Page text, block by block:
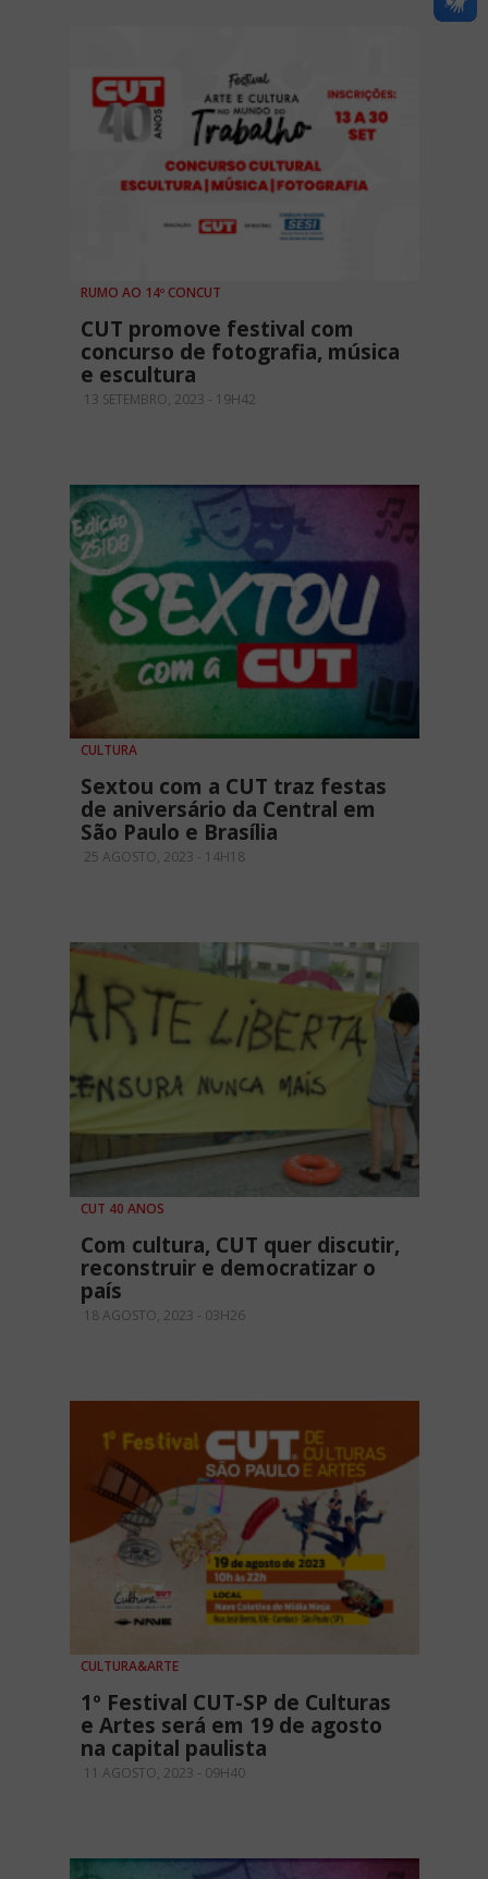
RUMO AO 14º CONCUT
CUT promove festival com
concurso de fotografia, música
e escultura
13 SETEMBRO, 2023 - 19H42
CULTURA
Sextou com a CUT traz festas
de aniversário da Central em
São Paulo e Brasília
25 AGOSTO, 2023 - 14H18
CUT 40 ANOS
Com cultura, CUT quer discutir,
reconstruir e democratizar o
país
18 AGOSTO, 2023 - 03H26
CULTURA&ARTE
1º Festival CUT-SP de Culturas
e Artes será em 19 de agosto
na capital paulista
11 AGOSTO, 2023 - 09H40